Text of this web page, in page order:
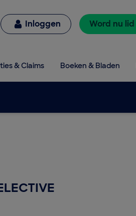
Inloggen Word nu lid
& Claims Boeken & Bladen